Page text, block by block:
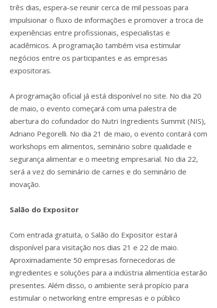
três dias, espera-se reunir cerca de mil pessoas para
impulsionar o fluxo de informações e promover a troca de
experiências entre profissionais, especialistas e
acadêmicos. A programação também visa estimular
negócios entre os participantes e as empresas
expositoras.
A programação oficial já está disponível no site. No dia 20
de maio, o evento começará com uma palestra de
abertura do cofundador do Nutri Ingredients Summit (NIS),
Adriano Pegorelli. No dia 21 de maio, o evento contará com
workshops em alimentos, seminário sobre qualidade e
segurança alimentar e o meeting empresarial. No dia 22,
será a vez do seminário de carnes e do seminário de
inovação.
Salão do Expositor
Com entrada gratuita, o Salão do Expositor estará
disponível para visitação nos dias 21 e 22 de maio.
Aproximadamente 50 empresas fornecedoras de
ingredientes e soluções para a indústria alimentícia estarão
presentes. Além disso, o ambiente será propício para
estimular o networking entre empresas e o público